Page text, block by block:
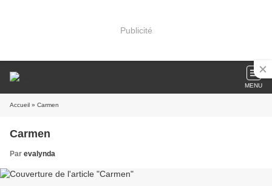
Publicité
MENU
Accueil » Carmen
Carmen
Par evalynda